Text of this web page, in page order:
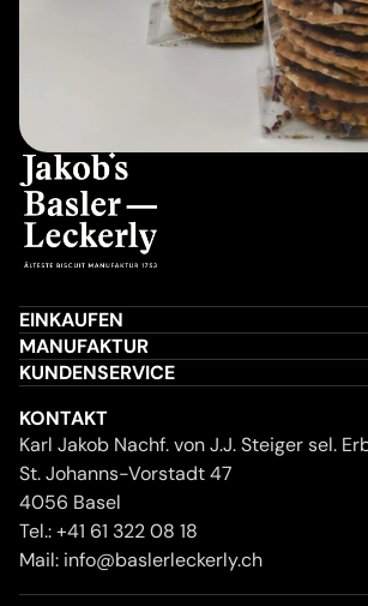
EINKAUFEN
MANUFAKTUR
KUNDENSERVICE
KONTAKT
Karl Jakob Nachf. von J.J. Steiger sel.
St. Johanns-Vorstadt 47
4056 Basel
Tel.:+41 61 322 08 18
Mail: info@baslerleckerly.ch